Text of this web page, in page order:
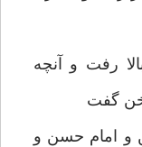
رفت و آنچه
گفت
و امام حسن و